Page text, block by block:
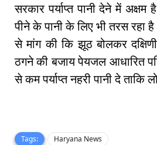
सरकार पर्याप्त पानी देने में
पीने के पानी के लिए भी तरस रहा
से मांग की कि झूठ बोलकर
ठगने की बजाय पेयजल आधारित
से कम पर्याप्त नहरी पानी दे ताकि
Tags: Haryana News